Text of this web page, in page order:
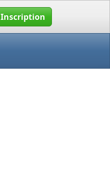
Inscription